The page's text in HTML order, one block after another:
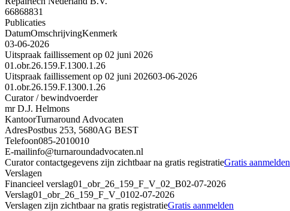
66868831
Publicaties
DatumOmschrijvingKenmerk
03-06-2026
Uitspraak faillissement op 02 juni 2026
01.obr.26.159.F.1300.1.26
Uitspraak faillissement op 02 juni 202603-06-2026
01.obr.26.159.F.1300.1.26
Curator / bewindvoerder
mr D.J. Helmons
KantoorTurnaround Advocaten
AdresPostbus 253, 5680AG BEST
Telefoon085-2010010
E-mailinfo@turnaroundadvocaten.nl
Curator contactgegevens zijn zichtbaar na gratis registratieGratis aanmelden
Verslagen
Financieel verslag01_obr_26_159_F_V_02_B02-07-2026
Verslag01_obr_26_159_F_V_0102-07-2026
Verslagen zijn zichtbaar na gratis registratieGratis aanmelden